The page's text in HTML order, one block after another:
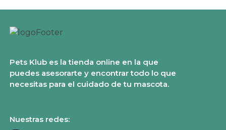
Pets Klub es la tienda online en la que
puedes asesorarte y encontrar todo lo que
necesitas para el cuidado de tu mascota.
Nuestras redes: